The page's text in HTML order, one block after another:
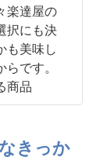
楽達屋の
択にも決
も美味し
です。
商品
きっか